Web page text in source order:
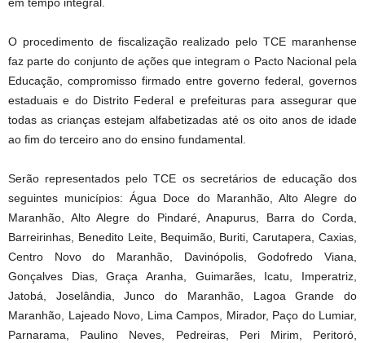
O procedimento de fiscalização realizado pelo TCE maranhense
faz parte do conjunto de ações que integram o Pacto Nacional pela
Educação, compromisso firmado entre governo federal, governos
estaduais e do Distrito Federal e prefeituras para assegurar que
todas as crianças estejam alfabetizadas até os oito anos de idade
ao fim do terceiro ano do ensino fundamental.
Serão representados pelo TCE os secretários de educação dos
seguintes municípios: Água Doce do Maranhão, Alto Alegre do
Maranhão, Alto Alegre do Pindaré, Anapurus, Barra do Corda,
Barreirinhas, Benedito Leite, Bequimão, Buriti, Carutapera, Caxias,
Centro Novo do Maranhão, Davinópolis, Godofredo Viana,
Gonçalves Dias, Graça Aranha, Guimarães, Icatu, Imperatriz,
Jatobá, Joselândia, Junco do Maranhão, Lagoa Grande do
Maranhão, Lajeado Novo, Lima Campos, Mirador, Paço do Lumiar,
Parnarama, Paulino Neves, Pedreiras, Peri Mirim, Peritoró,